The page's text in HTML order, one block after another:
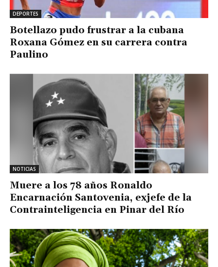
DEPORTES
Botellazo pudo frustrar a la cubana
Roxana Gómez en su carrera contra
Paulino
NOTICIAS
Muere a los 78 años Ronaldo
Encarnación Santovenia, exjefe de la
Contrainteligencia en Pinar del Río